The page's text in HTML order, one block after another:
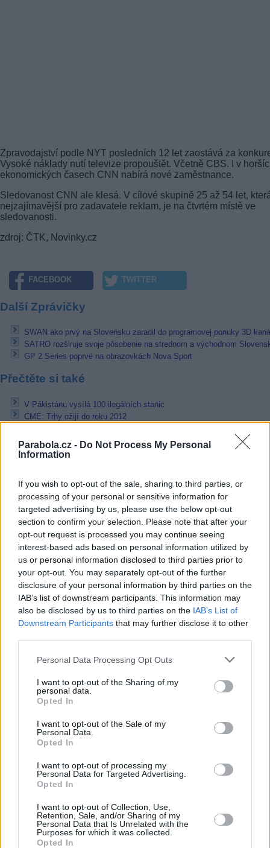
Parabola.cz - Do Not Process My Personal
Information
If you wish to opt-out of the sale, sharing to third parties, or
processing of your personal or sensitive information for
targeted advertising by us, please use the below opt-out
section to confirm your selection. Please note that after your
opt-out request is processed you may continue seeing
interest-based ads based on personal information utilized by
us or personal information disclosed to third parties prior to
your opt-out. You may separately opt-out of the further
disclosure of your personal information by third parties on the
IAB’s list of downstream participants. This information may
also be disclosed by us to third parties on the IAB’s List of
Downstream Participants that may further disclose it to other
Personal Data Processing Opt Outs
I want to opt-out of the Sharing of my
personal data.
Opted In
I want to opt-out of the Sale of my
Personal Data.
Opted In
I want to opt-out of processing my
Personal Data for Targeted Advertising.
Opted In
I want to opt-out of Collection, Use,
Retention, Sale, and/or Sharing of my
Personal Data that Is Unrelated with the
Purposes for which it was collected.
Opted In
Zpravodajství podle NYT posledních 12 let zaostává za
Vysoké náklady nutí televize propouštět. Včetně CBS. I v
ekonomických časech CNN nabírá nové zaměstnance.
Sledovanost CNN ale klesá. V cílové skupině 25 až 54 let,
nejzajímavější pro zadavatele reklam, je na čtvrtém místě ve
sledovanosti.
zdroj: ČTK, Novinky.cz
FACEBOOK TWITTER
Další Zprávičky
SWAN ako prvý na Slovensku zaradil do programovej ponuky 3D
SATRO rozširuje svoje pôsobenie na strednom a východnom
GP 2 Series poprvé na obrazovkách Nova Sport
Přečtěte si také
V Pákistánu vysílá 100 ilegálních stanic
CME: Trhy ožijí do roku 2012
Reklama
06.08.2026 - Údržbář výrobních linek • mzda 40 000Kč • stravování i
zdarma (Ref. č.: Fau - údr) (Nýřany)
06.08.2026 -Měřící technik - elektro (Okres Prachatice)
06.08.2026 -Hledáme montážní skupiny I jednotlivce pro montáž
výzdoby (Slovenská republika, Maďarsko)
Zámečník / Mechanik (Praha - východ)
05.08.2026 -
Manažer/ka pro mezinárodní spolupráci (Suchdol, Praha)
... další nabídky zaměstnání
Vybrané články
Prima sport - co nabídne v prvním
vysílacím týdnu
Kdy a kde bude Prima sport k
Parabola.cz- web o satelitní, terestrické a kabelové televizi, ©
O webu parabola.cz